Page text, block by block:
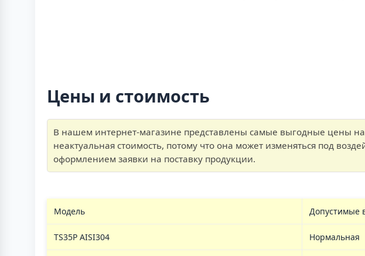
Цены и стоимость
В нашем интернет-магазине представлены самые выгодные цены
неактуальная стоимость, потому что она может изменяться под
оформлением заявки на поставку продукции.
Модель Допустимые
TS35P AISI304 Нормальная